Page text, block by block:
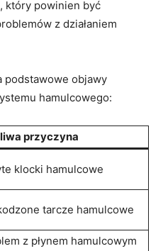
który powinien być
z działaniem
podstawowe objawy
hamulcowego:
przyczyna
klocki hamulcowe
‌tarcze hamulcowe
z płynem hamulcowym